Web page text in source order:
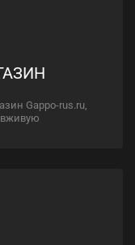
Gappo-rus.ru,
вживую